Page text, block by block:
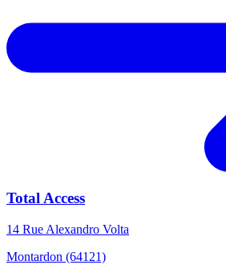
Total Access
14 Rue Alexandro Volta
Montardon (64121)